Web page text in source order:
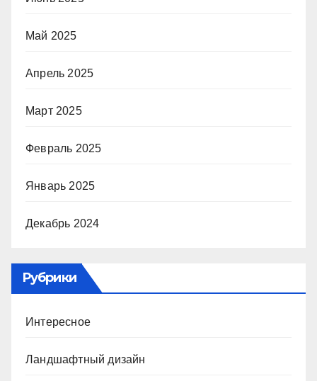
Май 2025
Апрель 2025
Март 2025
Февраль 2025
Январь 2025
Декабрь 2024
Рубрики
Интересное
Ландшафтный дизайн